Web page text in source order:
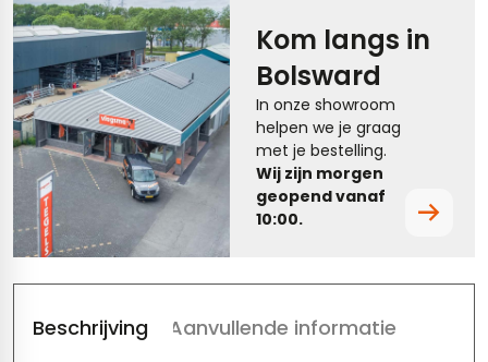
Kom langs in
Bolsward
In onze showroom
helpen we je graag
met je bestelling.
Wij zijn morgen
geopend vanaf
10:00.
Beschrijving Aanvullende informatie